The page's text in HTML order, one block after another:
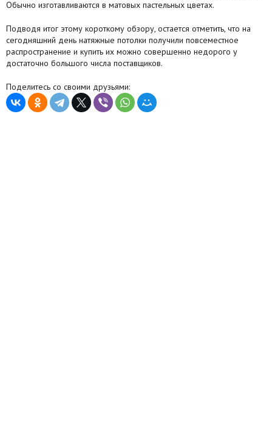
Обычно изготавливаются в матовых пастельных цветах.
Подводя итог этому короткому обзору, остается отметить, что на
сегодняшний день натяжные потолки получили повсеместное
распространение и купить их можно совершенно недорого у
достаточно большого числа поставщиков.
Поделитесь со своими друзьями: